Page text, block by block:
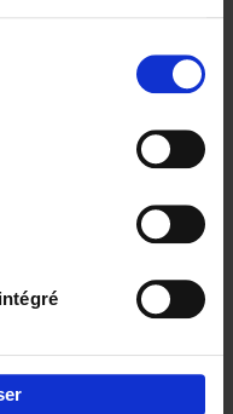
like a PRO -
revised edition (EN)